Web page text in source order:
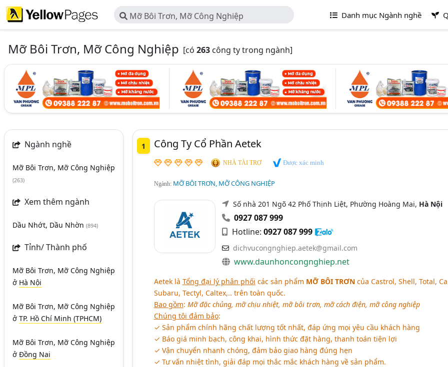
Mỡ Bôi Trơn, Mỡ Công Nghiệp Danh mục Ngành nghề
Mỡ Bôi Trơn, Mỡ Công Nghiệp [có 263 công ty trong ngành]
Ngành nghề
Mỡ Bôi Trơn, Mỡ Công Nghiệp
(263)
Xem thêm ngành
Dầu Nhớt, Dầu Nhờn (894)
Tỉnh/ Thành phố
Mỡ Bôi Trơn, Mỡ Công Nghiệp
ở Hà Nội
Mỡ Bôi Trơn, Mỡ Công Nghiệp
ở TP. Hồ Chí Minh (TPHCM)
Mỡ Bôi Trơn, Mỡ Công Nghiệp
ở Đồng Nai
1 Công Ty Cổ Phần Aetek
NHÀ TÀI TRỢ Được xác minh
Ngành: MỠ BÔI TRƠN, MỠ CÔNG NGHIỆP
Số nhà 201 Ngõ 42 Phố Thịnh Liệt, Phường Hoàng Mai, Hà Nội
0927 087 999
Hotline: 0927 087 999
dichvucongnghiep.aetek@gmail.com
www.daunhoncongnghiep.net
Aetek là Tổng đại lý phân phối các sản phẩm MỠ BÔI TRƠNcủa Castrol, Shell, Total,
Subaru, Tectyl, Caltex,.. trên toàn quốc.
Bao gồm: Mỡ đặc chủng, mỡ chịu nhiệt, mỡ bôi trơn, mỡ cách điện, mỡ công nghiệp
Chúng tôi đảm bảo:
✓ Sản phẩm chính hãng chất lượng tốt nhất, đáp ứng mọi yêu cầu khách hàng
✓ Báo giá minh bạch, công khai, hình thức đặt hàng, thanh toán tiện lợi
✓ Vận chuyển nhanh chóng, đảm bảo giao hàng đúng hẹn
✓ Tư vấn nhiệt tình, giải đáp mọi thắc mắc khách hàng về sản phẩm.